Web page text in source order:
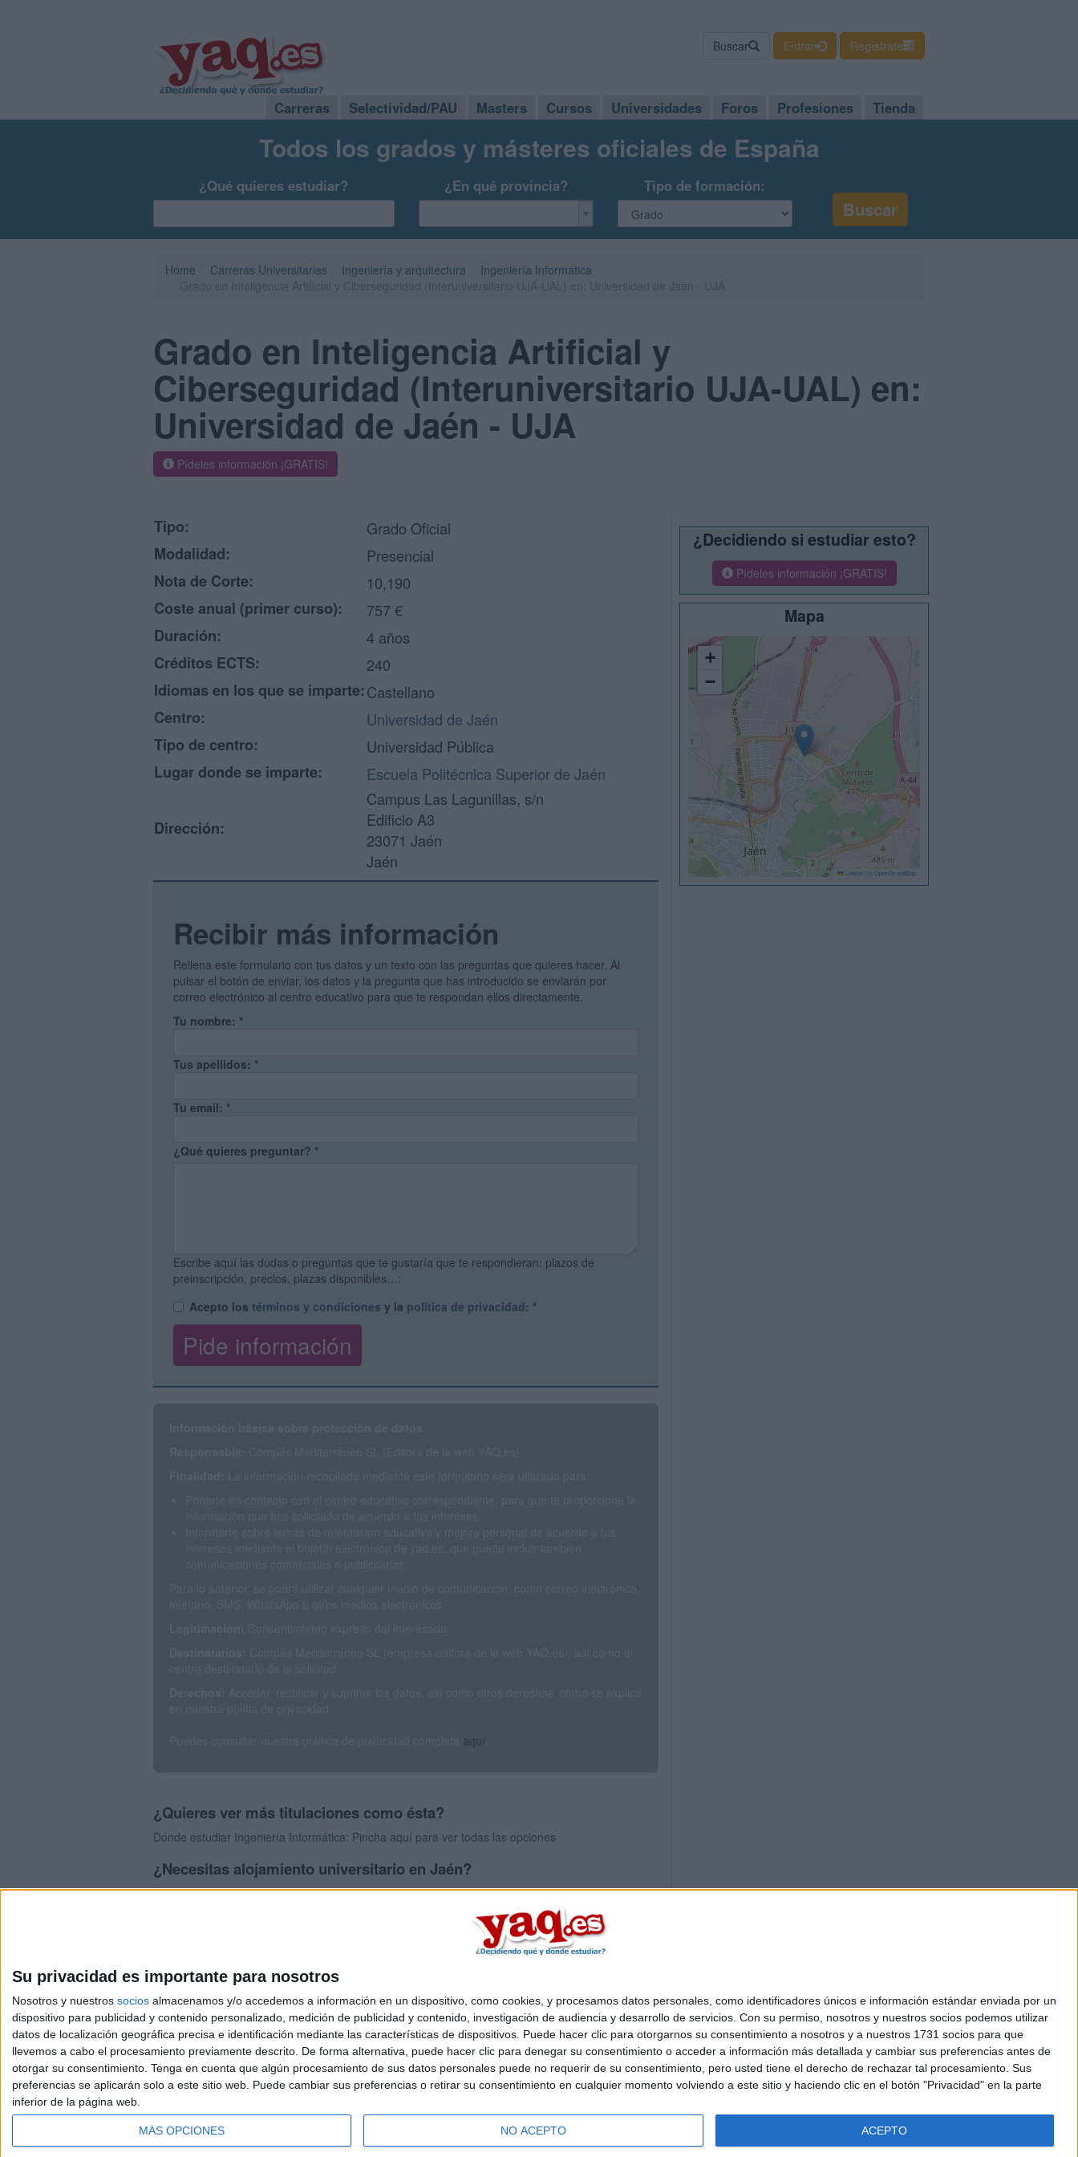
Su privacidad es importante para nosotros
Nosotros y nuestros socios almacenamos y/o accedemos a información en un dispositivo, como cookies, y procesamos datos personales, como identificadores únicos e información estándar enviada por un
dispositivo para publicidad y contenido personalizado, medición de publicidad y contenido, investigación de audiencia y desarrollo de servicios. Con su permiso, nosotros y nuestros socios podemos utilizar
datos de localización geográfica precisa e identificación mediante las características de dispositivos. Puede hacer clic para otorgarnos su consentimiento a nosotros y a nuestros 1731 socios para que
llevemos a cabo el procesamiento previamente descrito. De forma alternativa, puede hacer clic para denegar su consentimiento o acceder a información más detallada y cambiar sus preferencias antes de
otorgar su consentimiento. Tenga en cuenta que algún procesamiento de sus datos personales puede no requerir de su consentimiento, pero usted tiene el derecho de rechazar tal procesamiento. Sus
preferencias se aplicarán solo a este sitio web. Puede cambiar sus preferencias o retirar su consentimiento en cualquier momento volviendo a este sitio y haciendo clic en el botón "Privacidad" en la parte
inferior de la página web.
MÁS OPCIONES NO ACEPTO ACEPTO
Buscar Entrar Regístrate
Carreras Selectividad/PAU Masters Cursos Universidades Foros Profesiones Tienda
Todos los grados y másteres oficiales de España
¿Qué quieres estudiar? ¿En qué provincia? Tipo de formación:
Home Carreras Universitarias Ingeniería y arquitectura
Ingeniería Informática
Grado en Inteligencia Artificial y
Ciberseguridad (Interuniversitario UJA-UAL) en:
Universidad de Jaén - UJA
Pídeles información ¡GRATIS!
Tipo:
Grado Oficial
Modalidad:
Presencial
Nota de Corte:
10,190
Coste anual (primer curso):
757 €
Duración:
4 años
Créditos ECTS:
240
Idiomas en los que se imparte:Castellano
Centro:
Universidad de Jaén
Tipo de centro:
Universidad Pública
Lugar donde se imparte:
Escuela Politécnica Superior de Jaén
Dirección:
Campus Las Lagunillas, s/n
Edificio A3
23071 Jaén
Jaén
Recibir más información
Rellena este formulario con tus datos y un texto con las preguntas que quieres hacer. Al
pulsar el botón de enviar, los datos y la pregunta que has introducido se enviarán por
correo electrónico al centro educativo para que te respondan ellos directamente.
Tu nombre: *
Tus apellidos: *
Tu email: *
¿Qué quieres preguntar? *
Escribe aquí las dudas o preguntas que te gustaría que te respondieran: plazos de
preinscripción, precios, plazas disponibles…:
Acepto los términos y condiciones y la política de privacidad: *
aquí
¿Quieres ver más titulaciones como ésta?
Dónde estudiar Ingeniería Informática: Pincha aquí para ver todas las opciones
¿Necesitas alojamiento universitario en Jaén?
>> Residencias de estudiantes y colegios mayores en Jaén
¿Decidiendo si estudiar esto?
Pídeles información ¡GRATIS!
Mapa
+
−
Leaflet © OpenStreetMap
Quiénes somos|Contactar|Anúnciate
Aviso legal|Politica de privacidad|Condiciones generales|Política de cookies
© 2003-2026Compás Mediterráneo S.L.- Diego de León 47 - 28006 Madrid [ESPAÑA] - Tel. +34 91 593 2767